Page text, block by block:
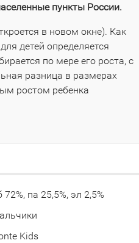
пункты России.
в новом окне). Как
детей определяется
по мере его роста, с
разница в размерах
ростом ребенка
72%, па 25,5%, эл 2,5%
Kids